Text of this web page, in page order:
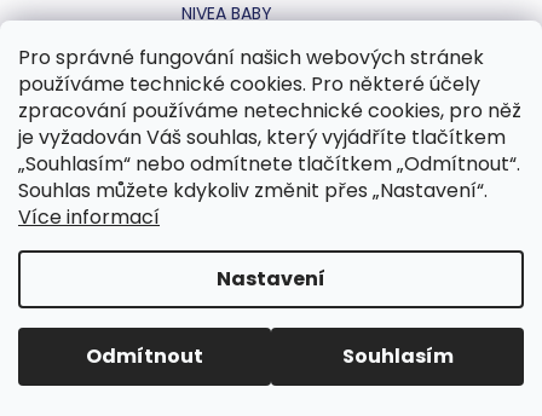
Pro správné fungování našich webových stránek
používáme technické cookies. Pro některé účely
zpracování používáme netechnické cookies, pro něž
je vyžadován Váš souhlas, který vyjádříte tlačítkem
„Souhlasím“ nebo odmítnete tlačítkem „Odmítnout“.
Souhlas můžete kdykoliv změnit přes „Nastavení“.
Více informací
Nastavení
Odmítnout Souhlasím
NIVEA BABY
NIVEA MEN
NIVEA SUN
NO STRESS
NOHEL GARDEN
NORDICS
NUK
O.B.
OASIS